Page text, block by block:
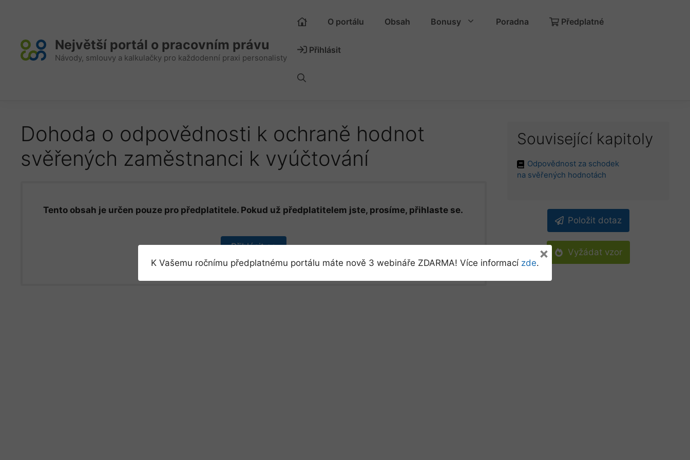
Největší portál o pracovním právu
Návody, smlouvy a kalkulačky pro každodenní praxi personalisty
O portálu Obsah Bonusy Poradna Předplatné
Přihlásit
Dohoda o odpovědnosti k ochraně hodnot
svěřených zaměstnanci k vyúčtování
Tento obsah je určen pouze pro předplatitele. Pokud už předplatitelem jste, prosíme, přihlaste se.
Přihlásit se
Související kapitoly
Odpovědnost za schodek
na svěřených hodnotách
Položit dotaz
Vyžádat vzor
K Vašemu ročnímu předplatnému portálu máte nově 3 webináře ZDARMA! Více informací zde.
×